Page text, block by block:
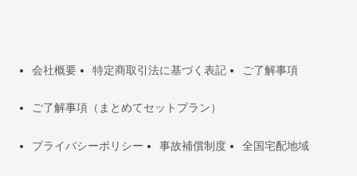
会社概要 特定商取引法に基づく表記 ご了解事項
ご了解事項（まとめてセットプラン）
プライバシーポリシー 事故補償制度 全国宅配地域